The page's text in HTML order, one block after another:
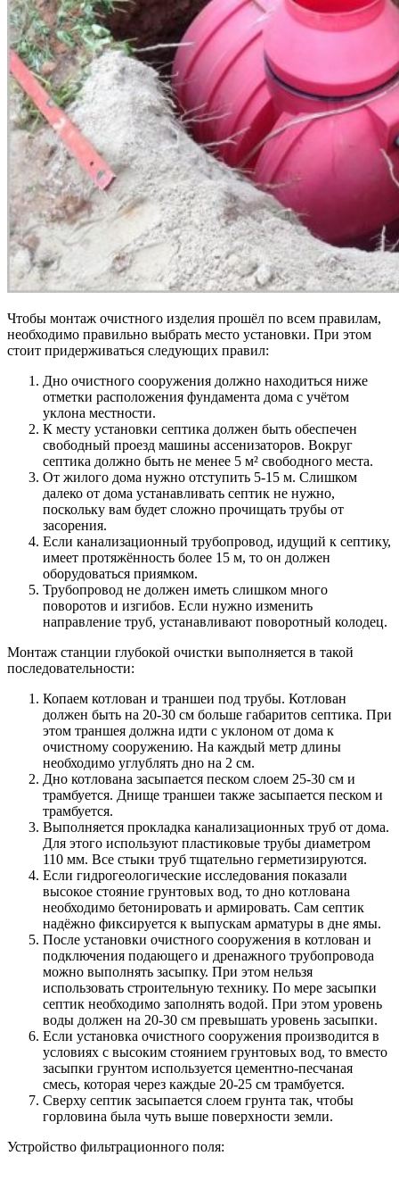
Чтобы монтаж очистного изделия прошёл по всем правилам,
необходимо правильно выбрать место установки. При этом
стоит придерживаться следующих правил:
Дно очистного сооружения должно находиться ниже
отметки расположения фундамента дома с учётом
уклона местности.
К месту установки септика должен быть обеспечен
свободный проезд машины ассенизаторов. Вокруг
септика должно быть не менее 5 м² свободного места.
От жилого дома нужно отступить 5-15 м. Слишком
далеко от дома устанавливать септик не нужно,
поскольку вам будет сложно прочищать трубы от
засорения.
Если канализационный трубопровод, идущий к септику,
имеет протяжённость более 15 м, то он должен
оборудоваться приямком.
Трубопровод не должен иметь слишком много
поворотов и изгибов. Если нужно изменить
направление труб, устанавливают поворотный колодец.
Монтаж станции глубокой очистки выполняется в такой
последовательности:
Копаем котлован и траншеи под трубы. Котлован
должен быть на 20-30 см больше габаритов септика. При
этом траншея должна идти с уклоном от дома к
очистному сооружению. На каждый метр длины
необходимо углублять дно на 2 см.
Дно котлована засыпается песком слоем 25-30 см и
трамбуется. Днище траншеи также засыпается песком и
трамбуется.
Выполняется прокладка канализационных труб от дома.
Для этого используют пластиковые трубы диаметром
110 мм. Все стыки труб тщательно герметизируются.
Если гидрогеологические исследования показали
высокое стояние грунтовых вод, то дно котлована
необходимо бетонировать и армировать. Сам септик
надёжно фиксируется к выпускам арматуры в дне ямы.
После установки очистного сооружения в котлован и
подключения подающего и дренажного трубопровода
можно выполнять засыпку. При этом нельзя
использовать строительную технику. По мере засыпки
септик необходимо заполнять водой. При этом уровень
воды должен на 20-30 см превышать уровень засыпки.
Если установка очистного сооружения производится в
условиях с высоким стоянием грунтовых вод, то вместо
засыпки грунтом используется цементно-песчаная
смесь, которая через каждые 20-25 см трамбуется.
Сверху септик засыпается слоем грунта так, чтобы
горловина была чуть выше поверхности земли.
Устройство фильтрационного поля: